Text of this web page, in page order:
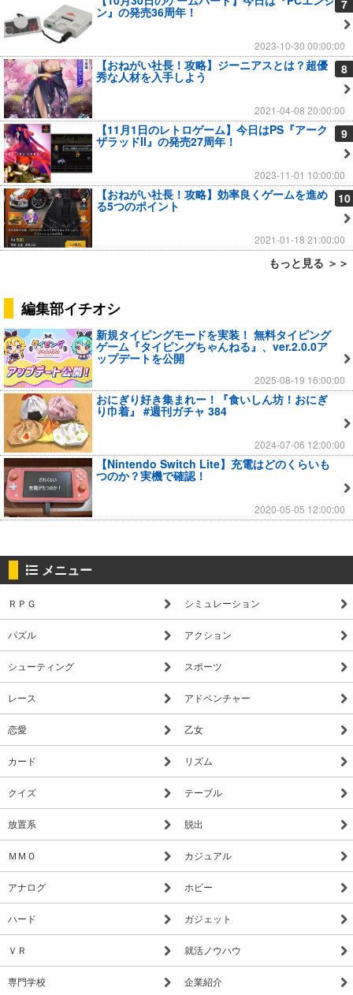
7
ン』の発売36周年！
2023-10-30 00:00:00
8
【おねがい社長！攻略】ジーニアスとは？超優
秀な人材を入手しよう
2021-04-08 20:00:00
9
【11月1日のレトロゲーム】今日はPS『アーク
ザラッドII』の発売27周年！
2023-11-01 10:00:00
10
【おねがい社長！攻略】効率良くゲームを進め
る5つのポイント
2021-01-18 21:00:00
もっと見る ＞＞
編集部イチオシ
新規タイピングモードを実装！ 無料タイピング
ゲーム『タイピングちゃんねる』、ver.2.0.0ア
ップデートを公開
2025-08-19 16:00:00
おにぎり好き集まれー！『食いしん坊！おにぎ
り巾着』 #週刊ガチャ 384
2024-07-06 12:00:00
【Nintendo Switch Lite】充電はどのくらいも
つのか？実機で確認！
2020-05-05 12:00:00
メニュー
ＲＰＧ シミュレーション
パズル アクション
シューティング スポーツ
レース アドベンチャー
恋愛 乙女
カード リズム
クイズ テーブル
放置系 脱出
ＭＭＯ カジュアル
アナログ ホビー
ハード ガジェット
ＶＲ 就活ノウハウ
専門学校 企業紹介